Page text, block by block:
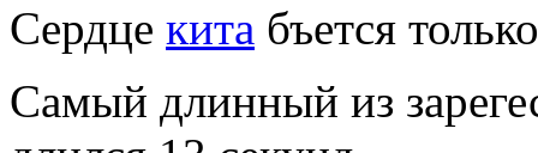
Сердце кита бъется
Самый длинный из